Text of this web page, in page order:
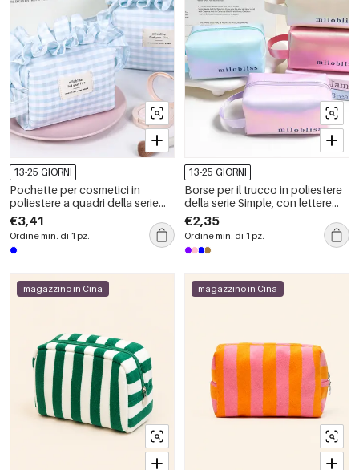
13-25 GIORNI
Pochette per cosmetici in
poliestere a quadri della serie
Simple
€3,41
Ordine min. di 1 pz.
13-25 GIORNI
Borse per il trucco in poliestere
della serie Simple, con lettere
quotidiane, tinta unita e
sfumatura di colore.
€2,35
Ordine min. di 1 pz.
magazzino in Cina magazzino in Cina